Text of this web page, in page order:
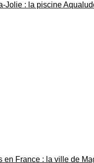
Jolie : la piscine
en France : la ville de